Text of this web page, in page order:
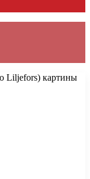
Liljefors) картины